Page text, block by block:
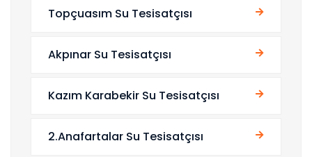
Topçuasım Su Tesisatçısı
Akpınar Su Tesisatçısı
Kazım Karabekir Su Tesisatçısı
2.Anafartalar Su Tesisatçısı